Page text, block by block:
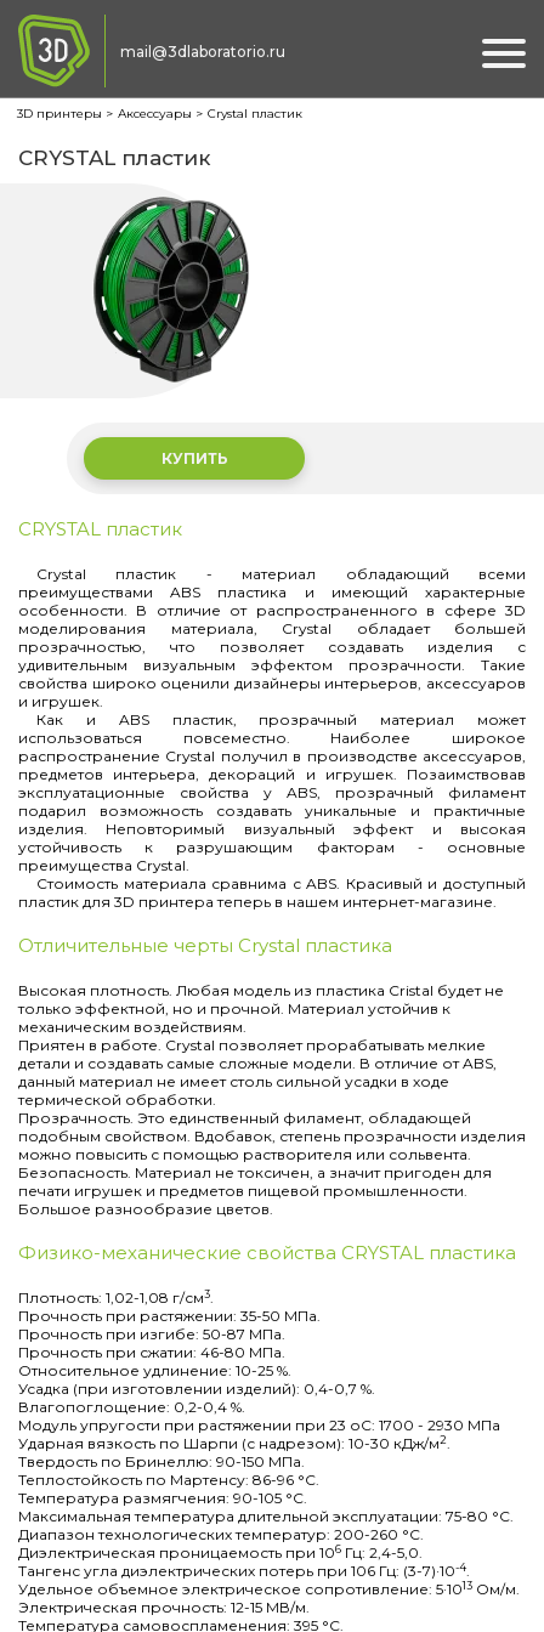
mail@3dlaboratorio.ru
3D принтеры Аксессуары Crystal пластик
CRYSTAL пластик
КУПИТЬ
CRYSTAL пластик
Crystal пластик - материал обладающий всеми
преимуществами ABS пластика и имеющий характерные
особенности. В отличие от распространенного в сфере 3D
моделирования материала, Crystal обладает большей
прозрачностью, что позволяет создавать изделия с
удивительным визуальным эффектом прозрачности. Такие
свойства широко оценили дизайнеры интерьеров, аксессуаров
и игрушек.
Как и ABS пластик, прозрачный материал может
использоваться повсеместно. Наиболее широкое
распространение Crystal получил в производстве аксессуаров,
предметов интерьера, декораций и игрушек. Позаимствовав
эксплуатационные свойства у ABS, прозрачный филамент
подарил возможность создавать уникальные и практичные
изделия. Неповторимый визуальный эффект и высокая
устойчивость к разрушающим факторам - основные
преимущества Crystal.
Стоимость материала сравнима с ABS. Красивый и доступный
пластик для 3D принтера теперь в нашем интернет-магазине.
Отличительные черты Crystal пластика
Высокая плотность. Любая модель из пластика Cristal будет не
только эффектной, но и прочной. Материал устойчив к
механическим воздействиям.
Приятен в работе. Crystal позволяет прорабатывать мелкие
детали и создавать самые сложные модели. В отличие от ABS,
данный материал не имеет столь сильной усадки в ходе
термической обработки.
Прозрачность. Это единственный филамент, обладающей
подобным свойством. Вдобавок, степень прозрачности изделия
можно повысить с помощью растворителя или сольвента.
Безопасность. Материал не токсичен, а значит пригоден для
печати игрушек и предметов пищевой промышленности.
Большое разнообразие цветов.
Физико-механические свойства CRYSTAL пластика
Плотность: 1,02-1,08 г/см3.
Прочность при растяжении: 35-50 МПа.
Прочность при изгибе: 50-87 МПа.
Прочность при сжатии: 46-80 МПа.
Относительное удлинение: 10-25 %.
Усадка (при изготовлении изделий): 0,4-0,7 %.
Влагопоглощение: 0,2-0,4 %.
Модуль упругости при растяжении при 23 оС: 1700 - 2930 МПа
Ударная вязкость по Шарпи (с надрезом): 10-30 кДж/м2.
Твердость по Бринеллю: 90-150 МПа.
Теплостойкость по Мартенсу: 86-96 °С.
Температура размягчения: 90-105 °С.
Максимальная температура длительной эксплуатации: 75-80 °С.
Диапазон технологических температур: 200-260 °С.
Диэлектрическая проницаемость при 106 Гц: 2,4-5,0.
Тангенс угла диэлектрических потерь при 106 Гц: (3-7)·10-4.
Удельное объемное электрическое сопротивление: 5·1013 Ом/м.
Электрическая прочность: 12-15 МВ/м.
Температура самовоспламенения: 395 °С.